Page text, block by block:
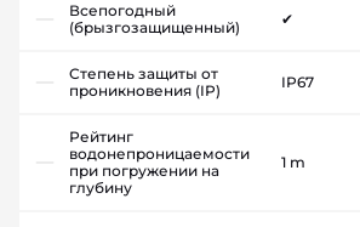
Всепогодный
(брызгозащищенный)
✔
Степень защиты от
проникновения (IP)
IP67
Рейтинг
водонепроницаемости
при погружении на
глубину
1 m